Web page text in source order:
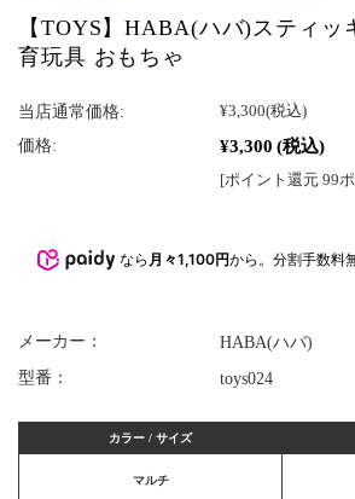
【TOYS】HABA(ハバ)スティッ
育玩具 おもちゃ
当店通常価格: ¥3,300(税込)
価格: ¥3,300 (税込)
[ポイント還元 99
なら 月々1,100円から。分割手数料
メーカー：
HABA(ハバ)
型番：
toys024
カラー / サイズ
マルチ